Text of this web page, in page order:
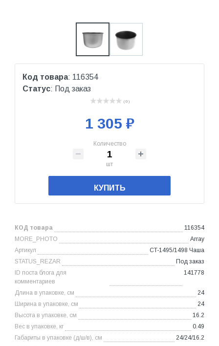
Код товара: 116354
Статус: Под заказ
( 0 )
1 305 ₽
Количество
шт
КУПИТЬ
КОД товара
116354
MORE_PHOTO
Array
Артикул
CT-1495/1498 Чаша
STATUS_REZAR
Под заказ
ID поста блога для
комментариев
141778
Длина в упаковке, см
24
Ширина в упаковке, см
24
Высота в упаковке, см
16.2
Вес в упаковке, кг
0.49
Габариты в упаковке (д/ш/в), см
24/24/16.2